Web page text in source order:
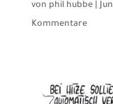
von phil hubbe|
Kommentare